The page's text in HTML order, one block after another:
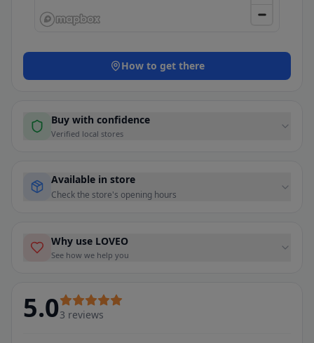
How to get there
Buy with confidence
Verified local stores
Available in store
Check the store's opening hours
Why use LOVEO
See how we help you
5.03 reviews